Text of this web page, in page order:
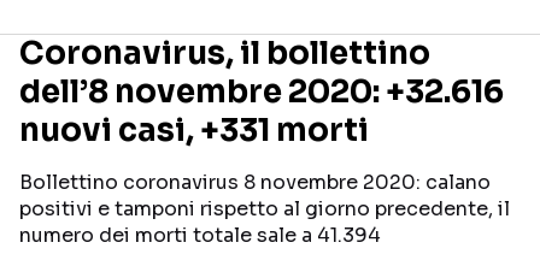
Seguici sui social
Coronavirus, il bollettino
dell’8 novembre 2020: +32.616
nuovi casi, +331 morti
Bollettino coronavirus 8 novembre 2020: calano
positivi e tamponi rispetto al giorno precedente, il
numero dei morti totale sale a 41.394